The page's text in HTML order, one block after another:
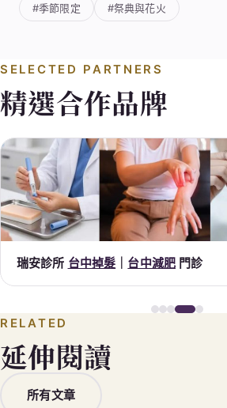
#季節限定 #祭典與花火
SELECTED PARTNERS
精選合作品牌
瑞安診所 台中掉髮 台中減肥 門診
RELATED
延伸閱讀
所有文章